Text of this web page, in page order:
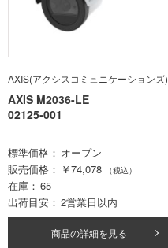
AXIS(アクシスコミュニケーションズ)
AXIS M2036-LE
02125-001
標準価格
オープン
販売価格
￥74,078 （税込）
在庫
65
出荷目安
2営業日以内
商品の詳細を見る